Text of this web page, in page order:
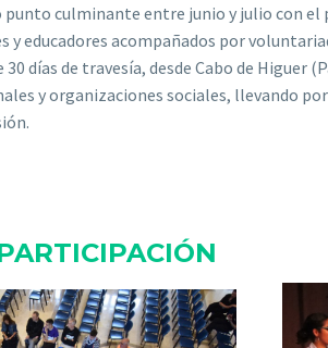
culminante entre junio y julio con el
educadores acompañados por
días de travesía, desde Cabo de Higuer
y organizaciones sociales, llevando